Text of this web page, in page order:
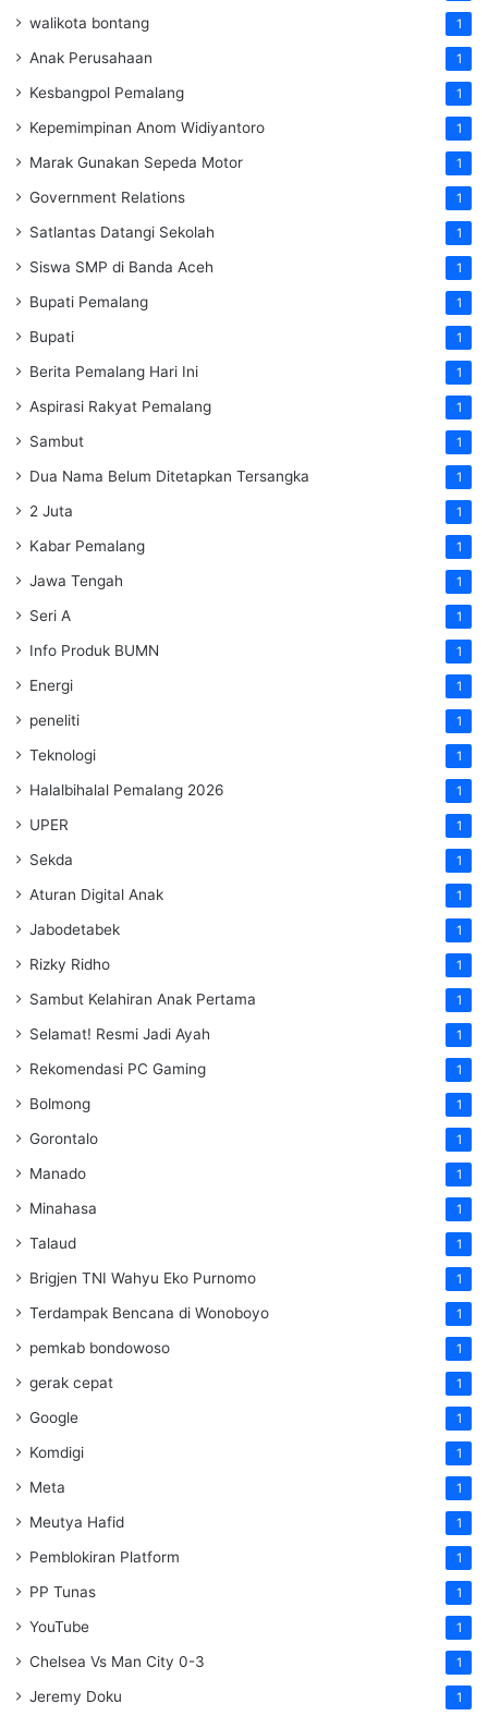
walikota bontang 1
Anak Perusahaan 1
Kesbangpol Pemalang 1
Kepemimpinan Anom Widiyantoro 1
Marak Gunakan Sepeda Motor 1
Government Relations 1
Satlantas Datangi Sekolah 1
Siswa SMP di Banda Aceh 1
Bupati Pemalang 1
Bupati 1
Berita Pemalang Hari Ini 1
Aspirasi Rakyat Pemalang 1
Sambut 1
Dua Nama Belum Ditetapkan Tersangka 1
2 Juta 1
Kabar Pemalang 1
Jawa Tengah 1
Seri A 1
Info Produk BUMN 1
Energi 1
peneliti 1
Teknologi 1
Halalbihalal Pemalang 2026 1
UPER 1
Sekda 1
Aturan Digital Anak 1
Jabodetabek 1
Rizky Ridho 1
Sambut Kelahiran Anak Pertama 1
Selamat! Resmi Jadi Ayah 1
Rekomendasi PC Gaming 1
Bolmong 1
Gorontalo 1
Manado 1
Minahasa 1
Talaud 1
Brigjen TNI Wahyu Eko Purnomo 1
Terdampak Bencana di Wonoboyo 1
pemkab bondowoso 1
gerak cepat 1
Google 1
Komdigi 1
Meta 1
Meutya Hafid 1
Pemblokiran Platform 1
PP Tunas 1
YouTube 1
Chelsea Vs Man City 0-3 1
Jeremy Doku 1